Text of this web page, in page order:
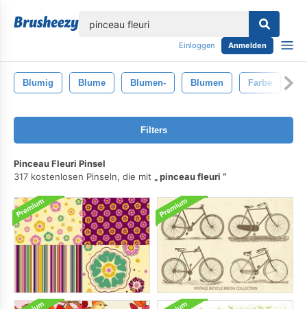
Einloggen Anmelden
Blumig Blume Blumen- Blumen Farbe
Filters
Pinceau Fleuri Pinsel
317 kostenlosen Pinseln, die mit
pinceau fleuri